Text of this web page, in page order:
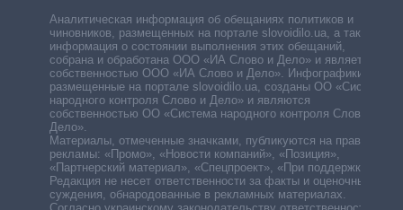
Аналитическая информация об обещаниях политиков и
чиновников, размещенных на портале slovoidilo.ua, а также
информация о состоянии выполнения этих обещаний,
собрана и обработана ООО «ИА Слово и Дело» и является
собственностью ООО «ИА Слово и Дело». Инфографики,
размещенные на портале slovoidilo.ua, созданы ОО «Система
народного контроля Слово и Дело» и являются
собственностью ОО «Система народного контроля Слово и
Дело».
Материалы, отмеченные значками, публикуются на правах
рекламы: «Промо», «Новости компаний», «Позиция»,
«Партнерский материал», «Спецпроект», «При поддержке».
Редакция не несет ответственности за факты и оценочные
суждения, обнародованные в рекламных материалах.
Согласно украинскому законодательству ответственность за